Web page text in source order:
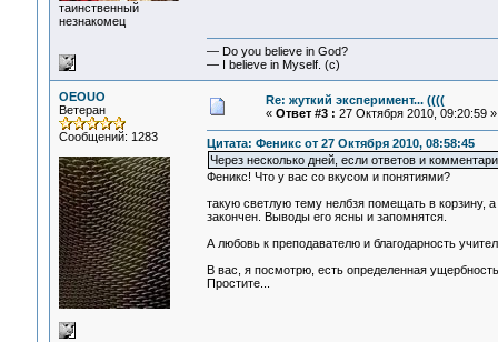
таинственный
незнакомец
— Do you believe in God?
— I believe in Myself. (c)
OEOUO
Ветеран
Сообщений: 1283
Re: жуткий эксперимент... ((((
« Ответ #3 : 27 Октября 2010, 09:20:59 »
Цитата: Феникс от 27 Октября 2010, 08:58:45
Через несколько дней, если ответов и
Феникс! Что у вас со вкусом и понятиями?
такую светлую тему нелбзя помещать в корзину,
закончен. Выводы его ясны и запомнятся.
А любовь к преподавателю и благодарность
В вас, я посмотрю, есть определенная
Простите...